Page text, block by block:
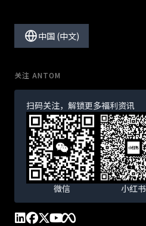
中国 (中文)
关注 ANTOM
扫码关注，解锁更多福利资讯
微信 小红书